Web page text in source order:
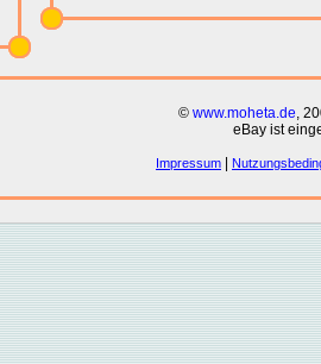
© www.moheta.de,
eBay ist
Impressum